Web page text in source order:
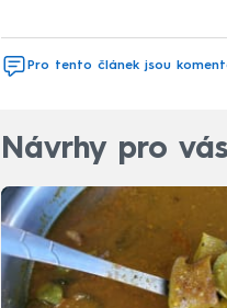
Pro tento článek jsou
Návrhy pro